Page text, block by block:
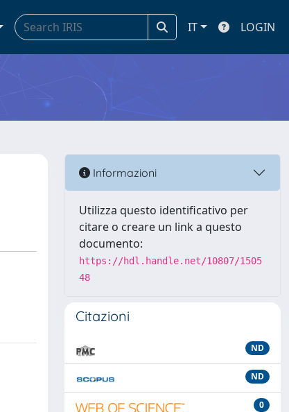
IT LOGIN
Informazioni
Utilizza questo identificativo per
citare o creare un link a questo
documento:
https://hdl.handle.net/10807/1505
48
Citazioni
ND
ND
0